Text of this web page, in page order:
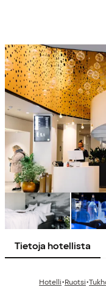
Tietoja hotellista
Hotelli·Ruotsi·